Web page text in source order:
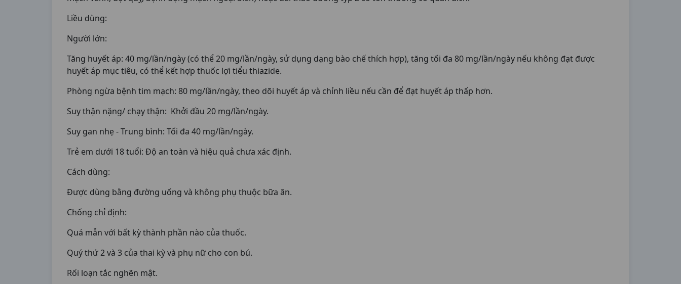
Liều dùng:
Người lớn:
Tăng huyết áp: 40 mg/lần/ngày (có thể 20 mg/lần/ngày, sử dụng dạng bào chế thích hợp), tăng tối đa 80 mg/lần/ngày nếu không đạt được
huyết áp mục tiêu, có thể kết hợp thuốc lợi tiểu thiazide.
Phòng ngừa bệnh tim mạch: 80 mg/lần/ngày, theo dõi huyết áp và chỉnh liều nếu cần để đạt huyết áp thấp hơn.
Suy thận nặng/ chạy thận: Khởi đầu 20 mg/lần/ngày.
Suy gan nhẹ - Trung bình: Tối đa 40 mg/lần/ngày.
Trẻ em dưới 18 tuổi: Độ an toàn và hiệu quả chưa xác định.
Cách dùng:
Được dùng bằng đường uống và không phụ thuộc bữa ăn.
Chống chỉ định:
Quá mẫn với bất kỳ thành phần nào của thuốc.
Quý thứ 2 và 3 của thai kỳ và phụ nữ cho con bú.
Rối loạn tắc nghẽn mật.